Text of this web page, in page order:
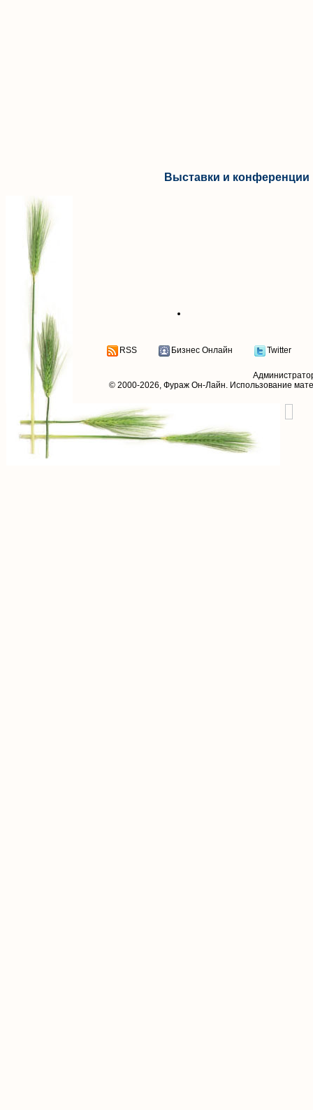
Выставки и конференции
RSS Бизнес Онлайн Twitter
© 2000-2026, Фураж Он-Лайн. Использование